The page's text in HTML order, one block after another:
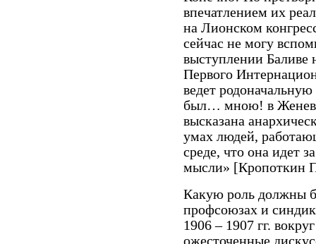
впечатлением их
на Лионском
сейчас не могу
выступлении Баливе
Первого
ведет
был… мною! в
высказана
умах людей,
среде, что она идет
мысли» [Кропоткин
Какую роль должны
профсоюзах и
1906 – 1907 гг.
ожесточенные